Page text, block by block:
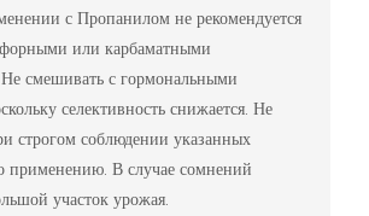
с Пропанилом не рекомендуется
или карбаматными
смешивать с гормональными
селективность снижается. Не
строгом соблюдении указанных
применению. В случае сомнений
участок урожая.